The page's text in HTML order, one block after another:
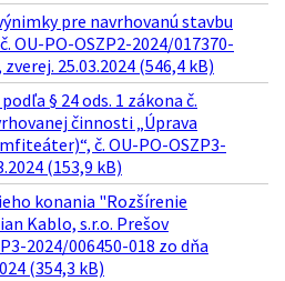
pre navrhovanú stavbu
OU-PO-OSZP2-2024/017370-
25.03.2024 (546,4 kB)
§ 24 ods. 1 zákona č.
činnosti „Úprava
č. OU-PO-OSZP3-
(153,9 kB)
konania "Rozšírenie
Kablo, s.r.o. Prešov
2024/006450-018 zo dňa
(354,3 kB)